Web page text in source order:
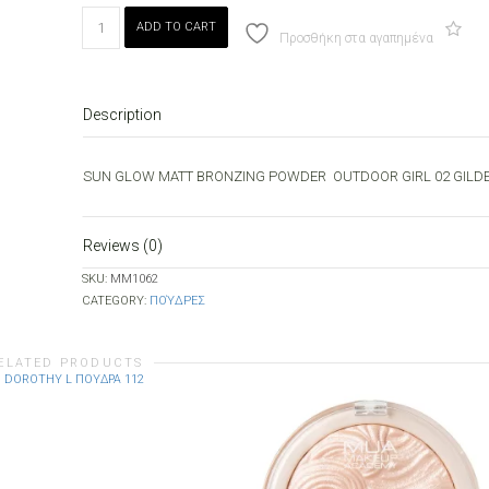
GLOW
OUTDOOR
02
quantity
ADD TO CART
Προσθήκη στα αγαπημένα
Description
SUN GLOW MATT BRONZING POWDER OUTDOOR GIRL 02
Reviews (0)
SKU: ΜΜ1062
CATEGORY: ΠΟΎΔΡΕΣ
PRODUCTS